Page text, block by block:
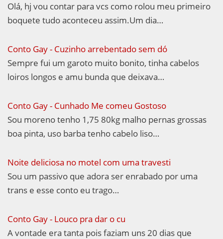
Olá, hj vou contar para vcs como rolou meu primeiro
boquete tudo aconteceu assim.Um dia…
Conto Gay - Cuzinho arrebentado sem dó
Sempre fui um garoto muito bonito, tinha cabelos
loiros longos e amu bunda que deixava…
Conto Gay - Cunhado Me comeu Gostoso
Sou moreno tenho 1,75 80kg malho pernas grossas
boa pinta, uso barba tenho cabelo liso…
Noite deliciosa no motel com uma travesti
Sou um passivo que adora ser enrabado por uma
trans e esse conto eu trago…
Conto Gay - Louco pra dar o cu
A vontade era tanta pois faziam uns 20 dias que